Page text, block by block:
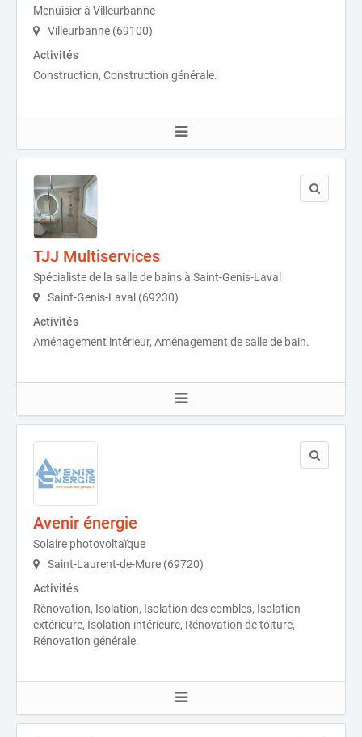
Menuisier à Villeurbanne
Villeurbanne (69100)
Activités
Construction, Construction générale.
TJJ Multiservices
Spécialiste de la salle de bains à Saint-Genis-Laval
Saint-Genis-Laval (69230)
Activités
Aménagement intérieur, Aménagement de salle de bain.
Avenir énergie
Solaire photovoltaïque
Saint-Laurent-de-Mure (69720)
Activités
Rénovation, Isolation, Isolation des combles, Isolation
extérieure, Isolation intérieure, Rénovation de toiture,
Rénovation générale.